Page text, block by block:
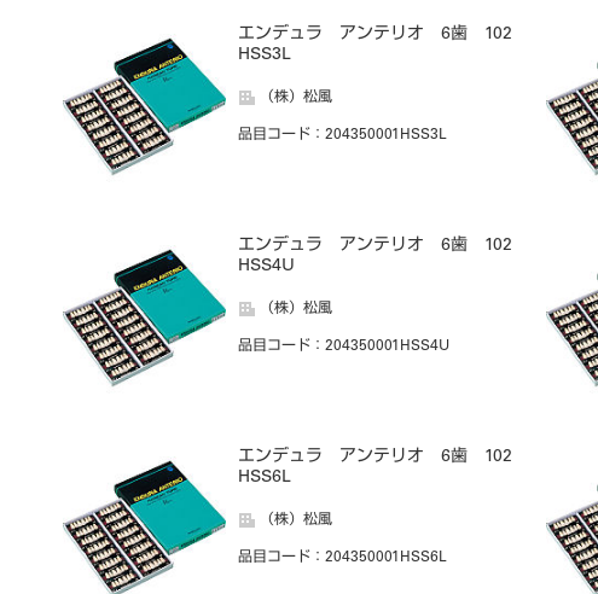
エンデュラ アンテリオ 6歯 102
HSS3L
（株）松風
品目コード ：204350001HSS3L
エンデュラ アンテリオ 6歯 102
HSS4U
（株）松風
品目コード ：204350001HSS4U
エンデュラ アンテリオ 6歯 102
HSS6L
（株）松風
品目コード ：204350001HSS6L